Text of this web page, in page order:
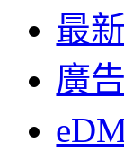
最
廣